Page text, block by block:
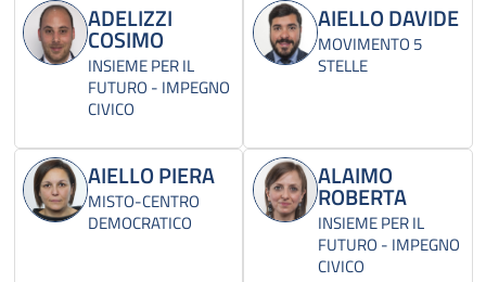
ADELIZZI
COSIMO
INSIEME PER IL
FUTURO - IMPEGNO
CIVICO
AIELLO DAVIDE
MOVIMENTO 5
STELLE
AIELLO PIERA
MISTO-CENTRO
DEMOCRATICO
ALAIMO
ROBERTA
INSIEME PER IL
FUTURO - IMPEGNO
CIVICO